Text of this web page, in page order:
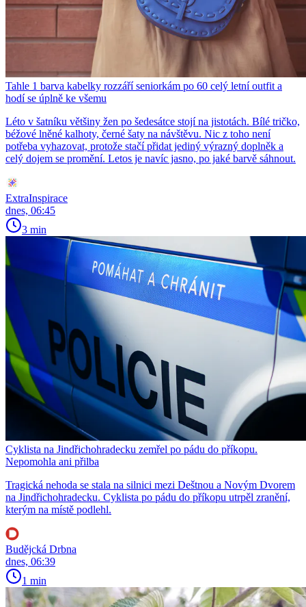
Tahle 1 barva kabelky rozzáří seniorkám po 60 celý letní outfit a
hodí se úplně ke všemu
Léto v šatníku většiny žen po šedesátce stojí na jistotách. Bílé tričko,
béžové lněné kalhoty, černé šaty na návštěvu. Nic z toho není
potřeba vyhazovat, protože stačí přidat jediný výrazný doplněk a
celý dojem se promění. Letos je navíc jasno, po jaké barvě sáhnout.
ExtraInspirace
dnes, 06:45
3 min
Cyklista na Jindřichohradecku zemřel po pádu do příkopu.
Nepomohla ani přilba
Tragická nehoda se stala na silnici mezi Deštnou a Novým Dvorem
na Jindřichohradecku. Cyklista po pádu do příkopu utrpěl zranění,
kterým na místě podlehl.
Budějcká Drbna
dnes, 06:39
1 min